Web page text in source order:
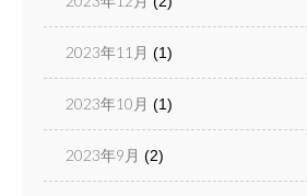
2023年11月 (1)
2023年10月 (1)
2023年9月 (2)